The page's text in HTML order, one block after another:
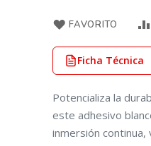
FAVORITO
Ficha Técnica
Potencializa la
este adhesivo
inmersión